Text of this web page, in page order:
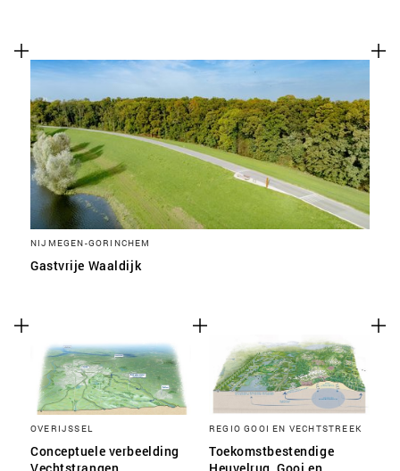
NIJMEGEN-GORINCHEM
Gastvrije Waaldijk
OVERIJSSEL
Conceptuele verbeelding
REGIO GOOI EN VECHTSTREEK
Toekomstbestendige